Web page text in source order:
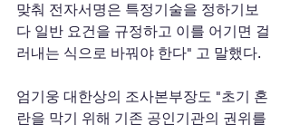
맞춰 전자서명은 특정기술을 정하기보
다 일반 요건을 규정하고 이를 어기면 걸
러내는 식으로 바꿔야 한다" 고 말했다.
엄기웅 대한상의 조사본부장도 "초기 혼
란을 막기 위해 기존 공인기관의 권위를